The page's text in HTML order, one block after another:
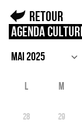
Retour
Agenda
L M
28 29